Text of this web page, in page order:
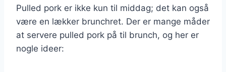
Pulled pork er ikke kun til middag; det kan også
være en lækker brunchret. Der er mange måder
at servere pulled pork på til brunch, og her er
nogle ideer: